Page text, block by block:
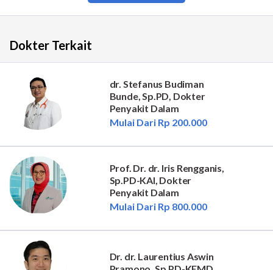
Dokter Terkait